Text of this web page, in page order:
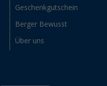
Geschenkgutschein
Berger Bewusst
Über uns